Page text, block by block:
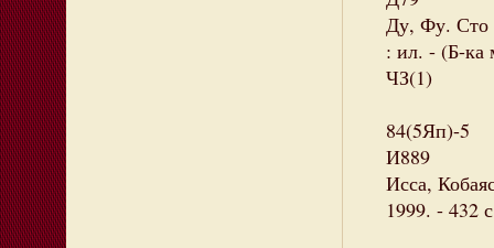
Ду, Фу. Сто
: ил. - (Б-ка
ЧЗ(1)
84(5Яп)-5
И889
Исса,
1999. - 432